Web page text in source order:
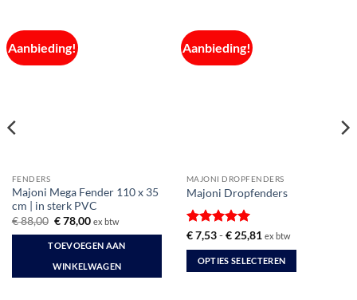
Aanbieding!
FENDERS
Majoni Mega Fender 110 x 35
cm | in sterk PVC
€88,00 Oorspronkelijke
was:
€ 88,00.
€78,00Huidige
is:
€ 78,00.
ex btw
TOEVOEGEN AAN
WINKELWAGEN
Aanbieding!
MAJONI DROPFENDERS
Majoni Dropfenders
Gewaardeerd
5uit 5
€7,53 - €25,81 Prijsklasse:
tot
€ 25,81
ex btw
OPTIES SELECTEREN